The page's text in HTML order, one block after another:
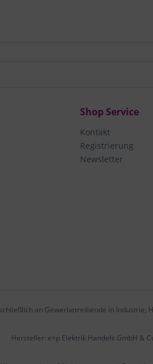
Shop Service
Kontakt
Registrierung
Newsletter
an Gewerbetreibende in Industrie,
Hersteller: e+p Elektrik Handels GmbH &